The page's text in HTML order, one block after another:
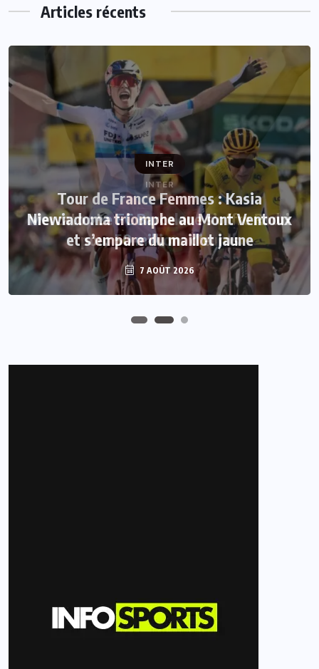
Articles récents
INTER
Tour de France Femmes : Kasia
Niewiadoma triomphe au Mont Ventoux
et s’empare du maillot jaune
7 AOÛT 2026
INTER
Mercato : Le FC Barcelone s’offre Rodri
pour 50 millions d’euros
7 AOÛT 2026